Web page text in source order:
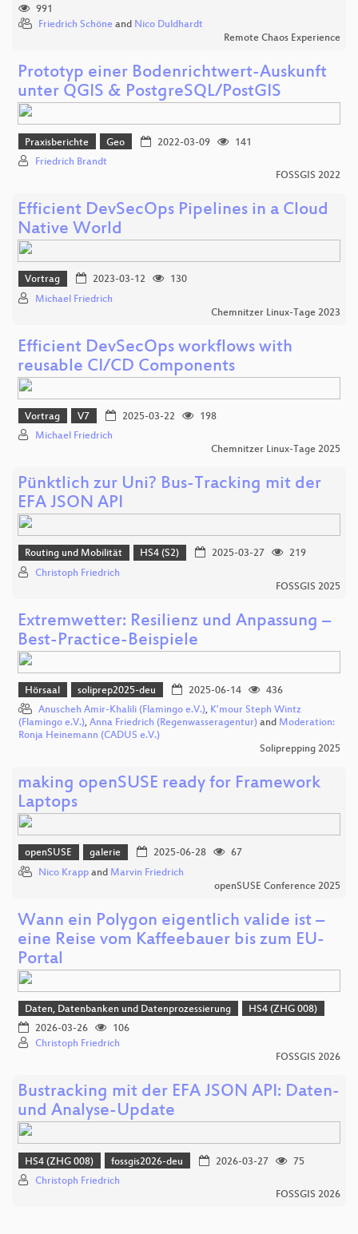
991
Friedrich Schöne and Nico Duldhardt
Remote Chaos Experience
Prototyp einer Bodenrichtwert-Auskunft
unter QGIS & PostgreSQL/PostGIS
Praxisberichte Geo 2022-03-09
141
Friedrich Brandt
FOSSGIS 2022
Efficient DevSecOps Pipelines in a Cloud
Native World
Vortrag 2023-03-12
130
Michael Friedrich
Chemnitzer Linux-Tage 2023
Efficient DevSecOps workflows with
reusable CI/CD Components
Vortrag V7 2025-03-22
198
Michael Friedrich
Chemnitzer Linux-Tage 2025
Pünktlich zur Uni? Bus-Tracking mit der
EFA JSON API
Routing und Mobilität HS4 (S2) 2025-03-27
219
Christoph Friedrich
FOSSGIS 2025
Extremwetter: Resilienz und Anpassung –
Best-Practice-Beispiele
Hörsaal soliprep2025-deu 2025-06-14
436
Anuscheh Amir-Khalili (Flamingo e.V.), K’mour Steph Wintz
(Flamingo e.V.), Anna Friedrich (Regenwasseragentur) and Moderation:
Ronja Heinemann (CADUS e.V.)
Soliprepping 2025
making openSUSE ready for Framework
Laptops
openSUSE galerie 2025-06-28
67
Nico Krapp and Marvin Friedrich
openSUSE Conference 2025
Wann ein Polygon eigentlich valide ist –
eine Reise vom Kaffeebauer bis zum EU-
Portal
Daten, Datenbanken und Datenprozessierung
HS4 (ZHG 008)
2026-03-26
106
Christoph Friedrich
FOSSGIS 2026
Bustracking mit der EFA JSON API: Daten-
und Analyse-Update
HS4 (ZHG 008) fossgis2026-deu 2026-03-27
75
Christoph Friedrich
FOSSGIS 2026